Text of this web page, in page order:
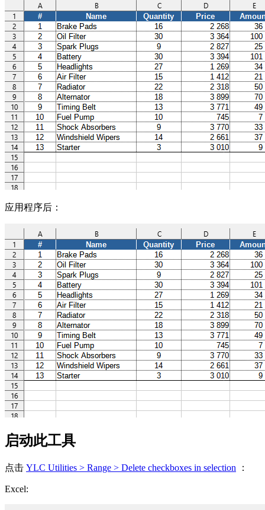
应用程序后：
启动此工具
点击 YLC Utilities > Range > Delete checkboxes in selection ：
Excel: